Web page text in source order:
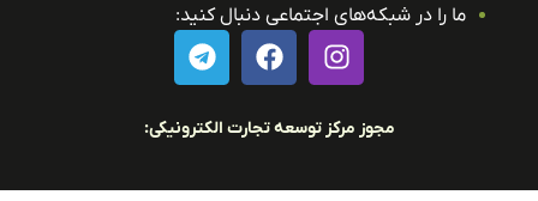
ما را در شبکه‌های اجتماعی دنبال کنید:
مجوز مرکز توسعه تجارت الکترونیکی: